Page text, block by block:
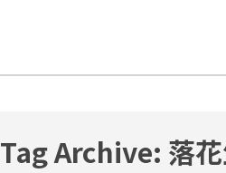
Tag Archive: 落